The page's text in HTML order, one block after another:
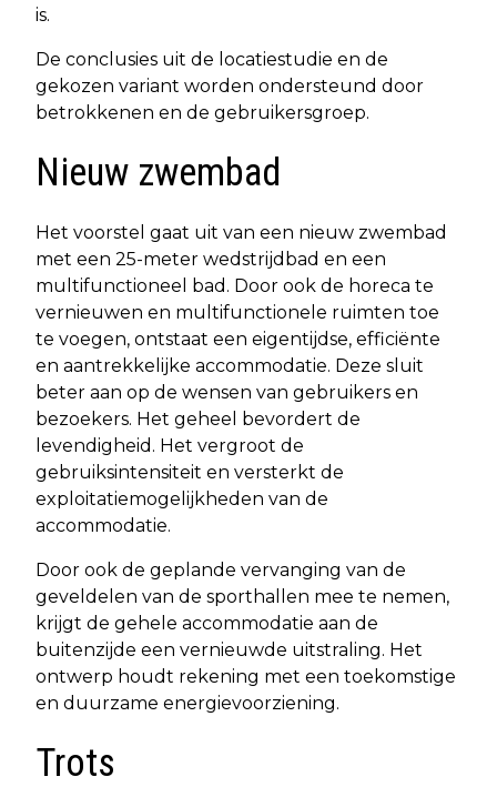
is.
De conclusies uit de locatiestudie en de
gekozen variant worden ondersteund door
betrokkenen en de gebruikersgroep.
Nieuw zwembad
Het voorstel gaat uit van een nieuw zwembad
met een 25-meter wedstrijdbad en een
multifunctioneel bad. Door ook de horeca te
vernieuwen en multifunctionele ruimten toe
te voegen, ontstaat een eigentijdse, efficiënte
en aantrekkelijke accommodatie. Deze sluit
beter aan op de wensen van gebruikers en
bezoekers. Het geheel bevordert de
levendigheid. Het vergroot de
gebruiksintensiteit en versterkt de
exploitatiemogelijkheden van de
accommodatie.
Door ook de geplande vervanging van de
geveldelen van de sporthallen mee te nemen,
krijgt de gehele accommodatie aan de
buitenzijde een vernieuwde uitstraling. Het
ontwerp houdt rekening met een toekomstige
en duurzame energievoorziening.
Trots